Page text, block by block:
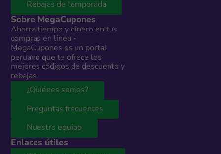
Rebajas de temporada
Sobre MegaCupones
Ahorra tiempo y dinero en tus
compras en línea -
MegaCupones es un portal
peruano que te ofrece los
mejores códigos de descuento y
rebajas.
¿Quiénes somos?
Preguntas frecuentes
Nuestro equipo
Enlaces útiles